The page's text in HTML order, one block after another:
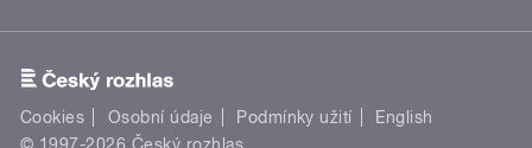
Cookies Osobní údaje Podmínky užití
English